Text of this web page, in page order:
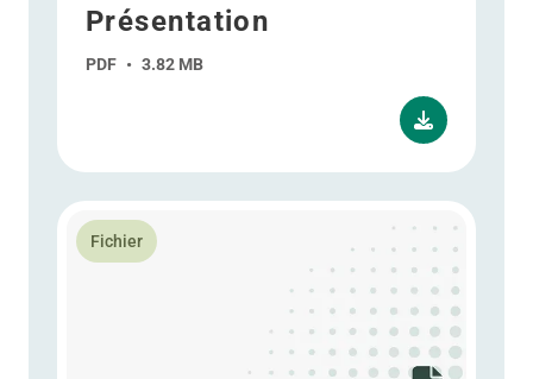
Présentation
PDF • 3.82 MB
Fichier
En savoir plus Déclaration intermédiaire T3 2020 -